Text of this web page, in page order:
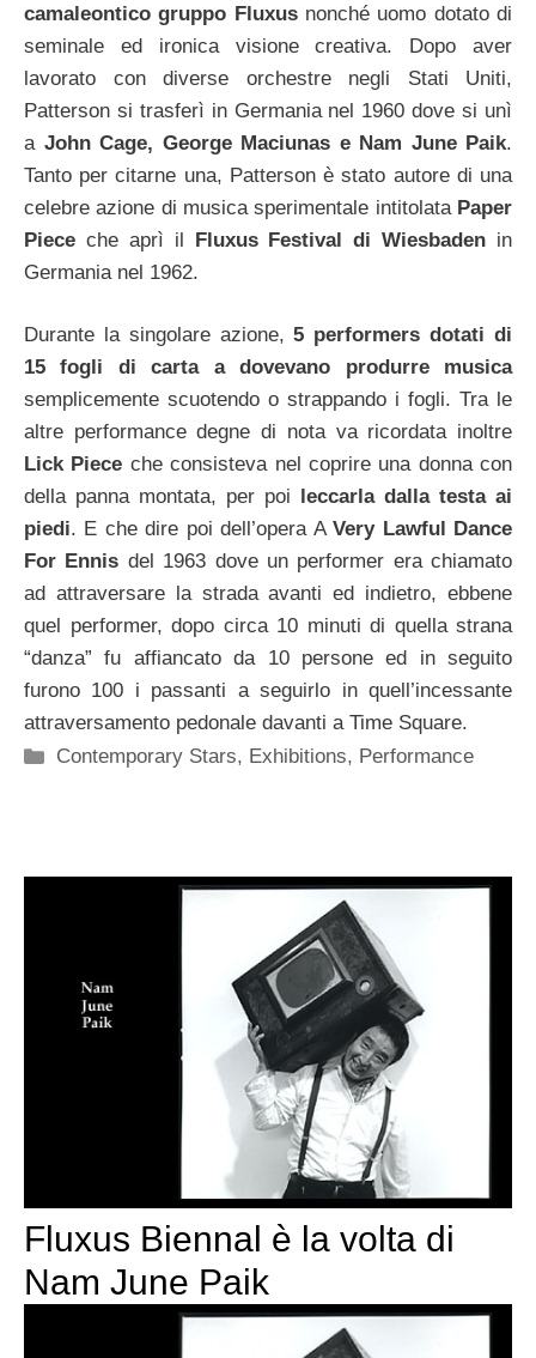
camaleontico gruppo Fluxus nonché uomo dotato di
seminale ed ironica visione creativa. Dopo aver
lavorato con diverse orchestre negli Stati Uniti,
Patterson si trasferì in Germania nel 1960 dove si unì
a John Cage, George Maciunas e Nam June Paik.
Tanto per citarne una, Patterson è stato autore di una
celebre azione di musica sperimentale intitolata Paper
Piece che aprì il Fluxus Festival di Wiesbaden in
Germania nel 1962.
Durante la singolare azione,5 performers dotati di
15 fogli di carta a dovevano produrre musica
semplicemente scuotendo o strappando i fogli. Tra le
altre performance degne di nota va ricordata inoltre
Lick Piece che consisteva nel coprire una donna con
della panna montata, per poi
leccarla dalla testa ai
piedi. E che dire poi dell’opera AVery Lawful Dance
For Ennis del 1963 dove un performer era chiamato
ad attraversare la strada avanti ed indietro, ebbene
quel performer, dopo circa 10 minuti di quella strana
“danza” fu affiancato da 10 persone ed in seguito
furono 100 i passanti a seguirlo in quell’incessante
attraversamento pedonale davanti a Time Square.
Categorie
Contemporary Stars, Exhibitions, Performance
Fluxus Biennal è la volta di
Nam June Paik